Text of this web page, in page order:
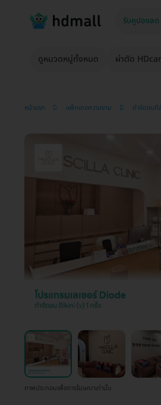
ดูหมวดหมู่ทั้งหมด ผ่าตัด
หน้าแรก แพ็กเกจความงาม กำจัดขนที่
ภาพประกอบเพื่อการโฆษณาเท่านั้น